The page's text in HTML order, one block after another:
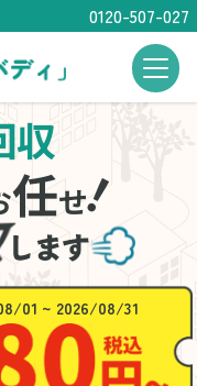
0120-507-027
収
任せ
！
01 ~ 2026/08/31